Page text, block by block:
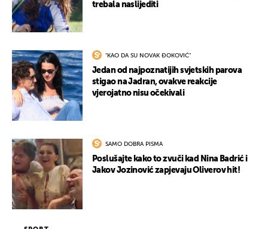
trebala naslijediti
"KAO DA SU NOVAK ĐOKOVIĆ"
Jedan od najpoznatijih svjetskih parova
stigao na Jadran, ovakve reakcije
vjerojatno nisu očekivali
SAMO DOBRA PISMA
Poslušajte kako to zvuči kad Nina Badrić i
Jakov Jozinović zapjevaju Oliverov hit!